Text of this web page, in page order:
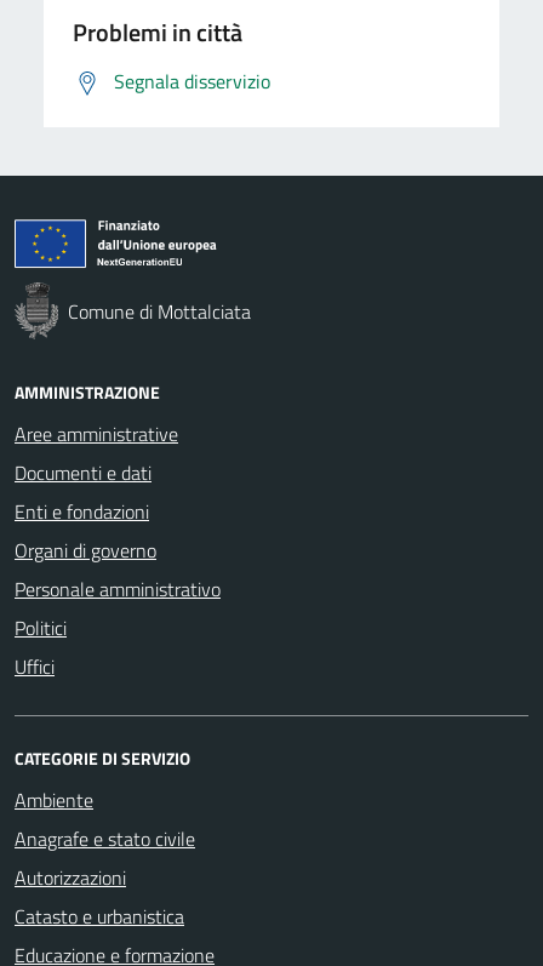
Problemi in città
Segnala disservizio
Comune di Mottalciata
AMMINISTRAZIONE
Aree amministrative
Documenti e dati
Enti e fondazioni
Organi di governo
Personale amministrativo
Politici
Uffici
CATEGORIE DI SERVIZIO
Ambiente
Anagrafe e stato civile
Autorizzazioni
Catasto e urbanistica
Educazione e formazione